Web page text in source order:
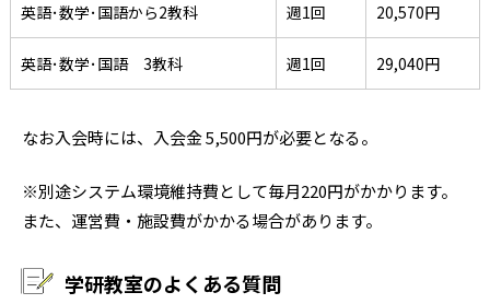
英語･数学･国語から2教科 週1回 20,570円
英語･数学･国語 3教科 週1回 29,040円
なお入会時には、入会金 5,500円が必要となる。
※別途システム環境維持費として毎月220円がかかります。
また、運営費・施設費がかかる場合があります。
学研教室のよくある質問